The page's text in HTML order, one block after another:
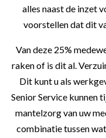
alles naast de inzet
voorstellen dat dit
Van deze 25%
raken of is dit al.
Dit kunt u als
Senior Service kunnen
mantelzorg van uw
combinatie tussen